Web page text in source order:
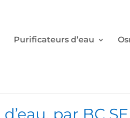
Purificateurs d’eau
, par BC